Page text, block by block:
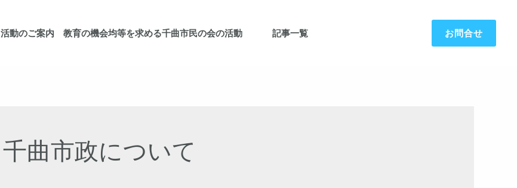
活動のご案内 教育の機会均等を求める千曲市民の会の活動 記事一覧 お問合せ
千曲市政について